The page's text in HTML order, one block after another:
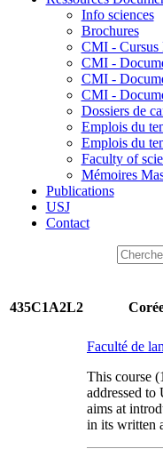
Info sciences
Brochures
CMI - Cursus
CMI -
CMI -
CMI -
Dossiers de
Emplois du
Emplois du
Faculty of
Mémoires
Publications
USJ
Contact
435C1A2L2
Faculté de
This course
addressed to
aims at
in its written